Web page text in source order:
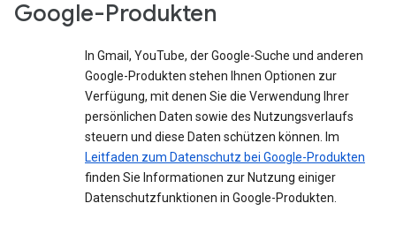
Google-Produkten
In Gmail, YouTube, der Google-Suche und anderen
Google-Produkten stehen Ihnen Optionen zur
Verfügung, mit denen Sie die Verwendung Ihrer
persönlichen Daten sowie des Nutzungsverlaufs
steuern und diese Daten schützen können. Im
Leitfaden zum Datenschutz bei Google-Produkten
finden Sie Informationen zur Nutzung einiger
Datenschutzfunktionen in Google-Produkten.